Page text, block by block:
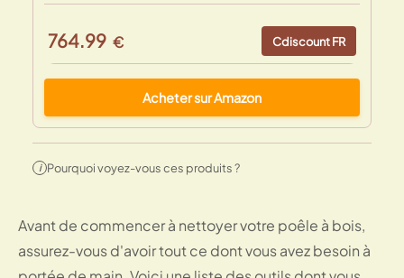
764.99 € Cdiscount FR
Acheter sur Amazon
i Pourquoi voyez-vous ces produits ?
Avant de commencer à nettoyer votre poêle à bois,
assurez-vous d'avoir tout ce dont vous avez besoin à